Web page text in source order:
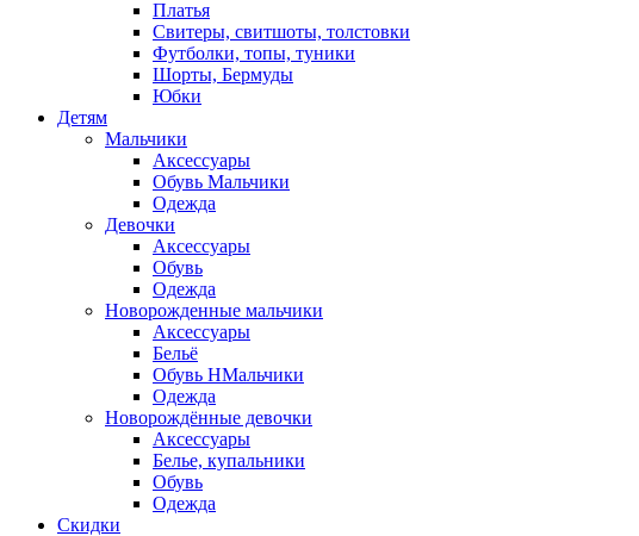
Платья
Свитеры, свитшоты, толстовки
Футболки, топы, туники
Шорты, Бермуды
Юбки
Детям
Мальчики
Аксессуары
Обувь Мальчики
Одежда
Девочки
Аксессуары
Обувь
Одежда
Новорожденные мальчики
Аксессуары
Бельё
Обувь НМальчики
Одежда
Новорождённые девочки
Аксессуары
Белье, купальники
Обувь
Одежда
Скидки